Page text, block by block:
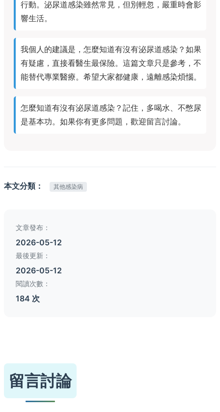
行動。泌尿道感染雖然常見，但別輕忽，嚴重時會影
響生活。
我個人的建議是，怎麼知道有沒有泌尿道感染？如果
有疑慮，直接看醫生最保險。這篇文章只是參考，不
能替代專業醫療。希望大家都健康，遠離感染煩惱。
怎麼知道有沒有泌尿道感染？記住，多喝水、不憋尿
是基本功。如果你有更多問題，歡迎留言討論。
本文分類： 其他感染病
文章發布：
2026-05-12
最後更新：
2026-05-12
閱讀次數：
184 次
留言討論